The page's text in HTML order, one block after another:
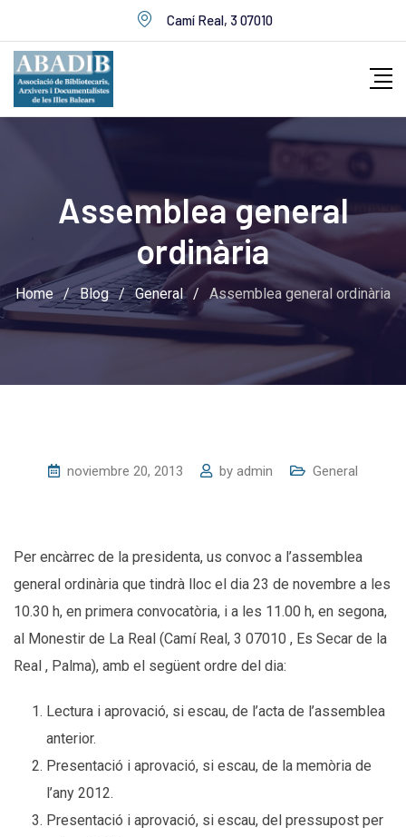
to
content
Camí Real, 3 07010
Assemblea general
ordinària
Home / Blog / General / Assemblea general ordinària
noviembre 20, 2013 by admin General
Per encàrrec de la presidenta, us convoc a l’assemblea
general ordinària que tindrà lloc el dia 23 de novembre a les
10.30 h, en primera convocatòria, i a les 11.00 h, en segona,
al Monestir de La Real (Camí Real, 3 07010 , Es Secar de la
Real , Palma), amb el següent ordre del dia:
Lectura i aprovació, si escau, de l’acta de l’assemblea
anterior.
Presentació i aprovació, si escau, de la memòria de
l’any 2012.
Presentació i aprovació, si escau, del pressupost per